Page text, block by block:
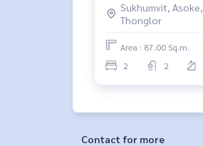
Sukhumvit, Asoke,
Thonglor
Area : 87.00 Sq.m.
2
2
Contact for more